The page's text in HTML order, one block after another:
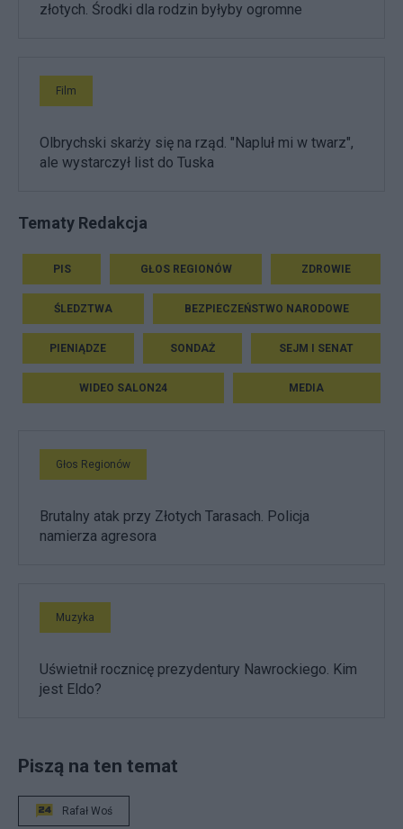
złotych. Środki dla rodzin byłyby ogromne
Film
Olbrychski skarży się na rząd. "Napluł mi w twarz",
ale wystarczył list do Tuska
Tematy Redakcja
PIS GŁOS REGIONÓW ZDROWIE
ŚLEDZTWA BEZPIECZEŃSTWO NARODOWE
PIENIĄDZE SONDAŻ SEJM I SENAT
WIDEO SALON24 MEDIA
Głos Regionów
Brutalny atak przy Złotych Tarasach. Policja
namierza agresora
Muzyka
Uświetnił rocznicę prezydentury Nawrockiego. Kim
jest Eldo?
Piszą na ten temat
Rafał Woś